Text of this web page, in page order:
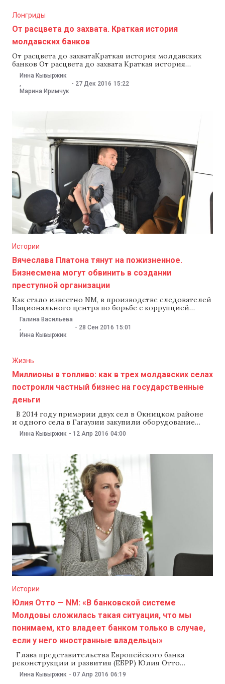
Лонгриды
От расцвета до захвата. Краткая история
молдавских банков
От расцвета до захватаКраткая история молдавских
банков От расцвета до захвата Краткая история
молдавских банков Григоре Фуртунэ Основатель
Moldova Agroindbank Банковская система Молдовы
переживает не лучшие времена. В последние годы
банки стали источником скандальных новостей,
что деньги любят тишину. Но так было не всегда.
Инна Кывыржик
,
Марина Иримчук
- 27 Дек 2016 15:22
Истории
Вячеслава Платона тянут на пожизненное.
Бизнесмена могут обвинить в создании
преступной организации
Как стало известно NM, в производстве следователей
Национального центра по борьбе с коррупцией
(НЦБК) находятся не меньше полусотни уголовных
дел, связанных с деятельностью бизнесмена
Вячеслава Платона. Их могут объединить в одно
уголовное дело — по ст. 47 УК «Преступная
доказано, что Платон создал такую организацию,
то в его деле может появиться ст. 284 «Создание
преступной организации или руководство ею»,
которая
Галина Васильева
,
Инна Кывыржик
- 28 Сен 2016 15:01
Жизнь
Миллионы в топливо: как в трех молдавских селах
построили частный бизнес на государственные
деньги
В 2014 году примэрии двух сел в Окницком районе
и одного села в Гагаузии закупили оборудование
по производству топлива из биомассы и тротуарной
плитки на средства местных экологических фондов.
получивших его бесплатно в концессию на десятки
лет. Мэрии сел не получили каких-либо выгод
от реализации проектов, на которые потрачены
миллионы леев. Корреспонденты NM изучили новый
способ освоения государственных
Инна Кывыржик - 12 Апр 2016 04:00
Истории
Юлия Отто — NM: «В банковской системе
Молдовы сложилась такая ситуация, что мы
понимаем, кто владеет банком только в случае,
если у него иностранные владельцы»
Глава представительства Европейского банка
реконструкции и развития (ЕБРР) Юлия Отто
30 апреля завершает свой мандат в Молдове. NM
поговорил с финансистом о том, что она причисляет
Инна Кывыржик - 07 Апр 2016 06:19